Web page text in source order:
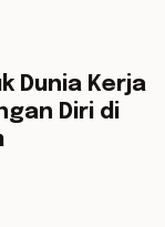
5 min read
Dunia Kerja
Diri di